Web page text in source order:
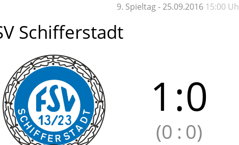
9. Spieltag - 25.09.2016 15:00
Schifferstadt
1 :0
(0 : 0)